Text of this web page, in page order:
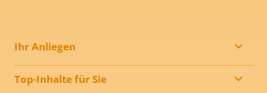
Ihr Anliegen
Top-Inhalte für Sie